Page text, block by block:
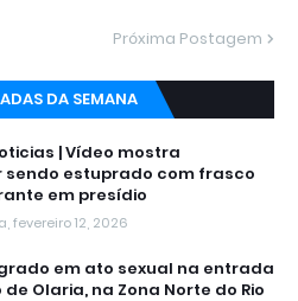
Próxima Postagem
DA SEMANA
| Vídeo mostra
estuprado com frasco
em presídio
fevereiro 12, 2026
em ato sexual na entrada
Olaria, na Zona Norte do Rio